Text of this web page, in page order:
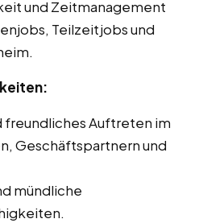
und Zeitmanagement
Teilzeitjobs und
freundliches Auftreten im
Geschäftspartnern und
mündliche